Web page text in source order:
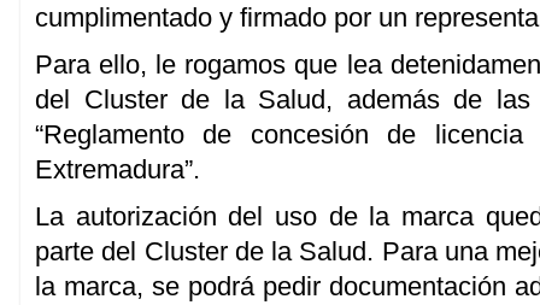
cumplimentado y firmado por un
Para ello, le rogamos que lea
del Cluster de la Salud, además de
“Reglamento de concesión de
Extremadura”.
La autorización del uso de la marca
parte del Cluster de la Salud. Para una
la marca, se podrá pedir documentación